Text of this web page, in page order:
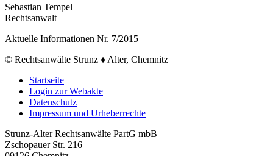
Sebastian Tempel
Rechtsanwalt
Aktuelle Informationen Nr. 7/2015
© Rechtsanwälte Strunz ♦ Alter, Chemnitz
Startseite
Login zur Webakte
Datenschutz
Impressum und Urheberrechte
Strunz-Alter Rechtsanwälte PartG mbB
Zschopauer Str. 216